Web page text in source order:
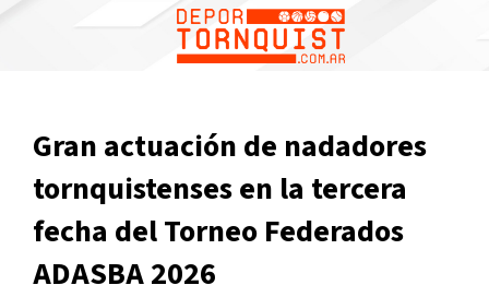
Gran actuación de nadadores
tornquistenses en la tercera
fecha del Torneo Federados
ADASBA 2026